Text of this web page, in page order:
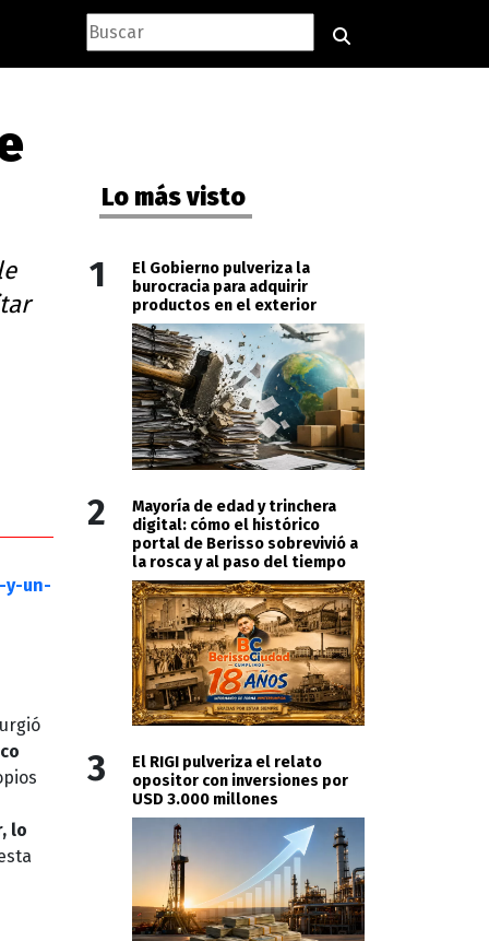
y-un-
lo
Lo más visto
1
El Gobierno pulveriza la
burocracia para adquirir
productos en el exterior
2
Mayoría de edad y trinchera
digital: cómo el histórico
portal de Berisso sobrevivió a
la rosca y al paso del tiempo
3
El RIGI pulveriza el relato
opositor con inversiones por
USD 3.000 millones